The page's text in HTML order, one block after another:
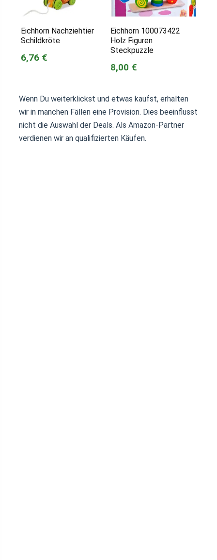
Eichhorn Nachziehtier
Schildkröte
6,76 €
Eichhorn 100073422
Holz Figuren
Steckpuzzle
8,00 €
Wenn Du weiterklickst und etwas kaufst, erhalten
wir in manchen Fällen eine Provision. Dies beeinflusst
nicht die Auswahl der Deals. Als Amazon-Partner
verdienen wir an qualifizierten Käufen.